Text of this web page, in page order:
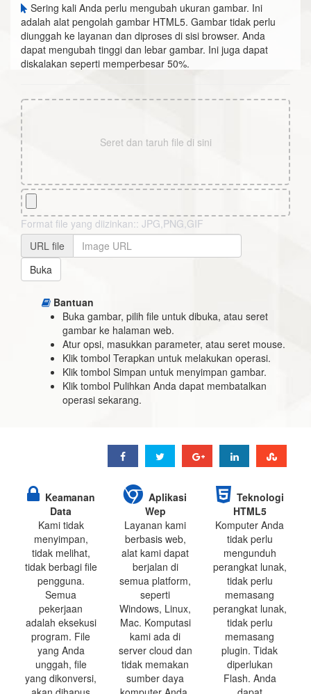
Sering kali Anda perlu mengubah ukuran gambar. Ini
adalah alat pengolah gambar HTML5. Gambar tidak perlu
diunggah ke layanan dan diproses di sisi browser. Anda
dapat mengubah tinggi dan lebar gambar. Ini juga dapat
diskalakan seperti memperbesar 50%.
Seret dan taruh file di sini
Format file yang diizinkan:: JPG,PNG,GIF
URL file
Buka
Bantuan
Buka gambar, pilih file untuk dibuka, atau seret
gambar ke halaman web.
Atur opsi, masukkan parameter, atau seret mouse.
Klik tombol Terapkan untuk melakukan operasi.
Klik tombol Simpan untuk menyimpan gambar.
Klik tombol Pulihkan Anda dapat membatalkan
operasi sekarang.
Keamanan
Data
Kami tidak
menyimpan,
tidak melihat,
tidak berbagi file
pengguna.
Semua
pekerjaan
adalah eksekusi
program. File
yang Anda
unggah, file
yang dikonversi,
Aplikasi
Wep
Layanan kami
berbasis web,
alat kami dapat
berjalan di
semua platform,
seperti
Windows, Linux,
Mac. Komputasi
kami ada di
server cloud dan
tidak memakan
sumber daya
Teknologi
HTML5
Komputer Anda
tidak perlu
mengunduh
perangkat lunak,
tidak perlu
memasang
perangkat lunak,
tidak perlu
memasang
plugin. Tidak
diperlukan
Flash. Anda